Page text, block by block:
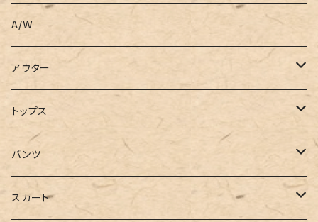
A/W
アウター
コート
ジャケット
ブルゾン
トップス
Tシャツ
カットソー
パンツ
デニム
スカート